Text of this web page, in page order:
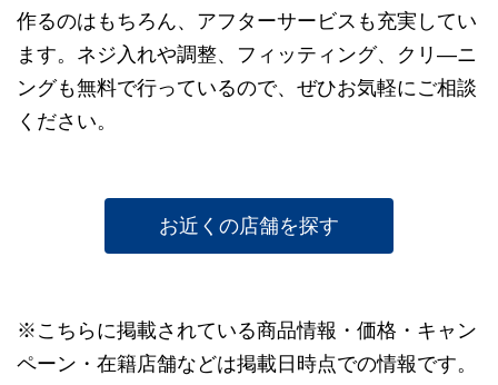
作るのはもちろん、アフターサービスも充実してい
ます。ネジ入れや調整、フィッティング、クリ—ニ
ングも無料で行っているので、ぜひお気軽にご相談
ください。
お近くの店舗を探す
※こちらに掲載されている商品情報・価格・キャン
ペーン・在籍店舗などは掲載日時点での情報です。